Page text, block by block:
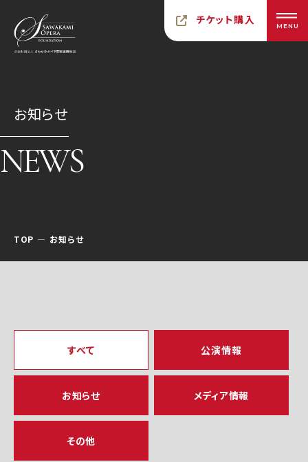
チケット購入 MENU
お知らせ
NEWS
TOP お知らせ
すべて 公演情報
お知らせ メディア情報
その他